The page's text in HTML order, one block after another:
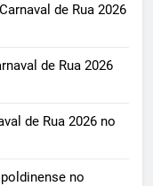
de Rua 2026
de Rua 2026
de Rua 2026 no
no